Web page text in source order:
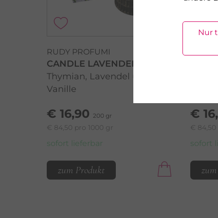
Nur
RUDY PROFUMI
CANDLE LAVENDER
Thymian, Lavendel und
Vanille
€ 16,90 200 gr
€ 84,50 pro 1000 gr
sofort lieferbar
zum Produkt
€
€ 84,50
sofort